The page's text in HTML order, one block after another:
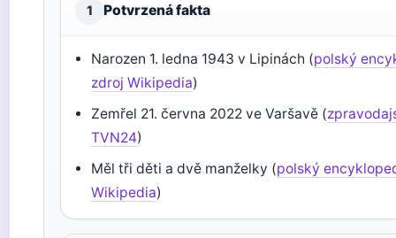
1 Potvrzená fakta
Narozen 1. ledna 1943 v Lipinách (polský
zdroj Wikipedia)
Zemřel 21. června 2022 ve Varšavě (
TVN24)
Měl tři děti a dvě manželky (polský
Wikipedia)